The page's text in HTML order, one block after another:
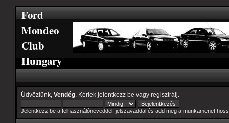
Ford
Mondeo
Club
Hungary
Üdvözlünk, Vendég . Kérlek jelentkezz be vagy regisztrálj
Jelentkezz be a felhasználóneveddel, jelszavaddal és add meg a munkamenet